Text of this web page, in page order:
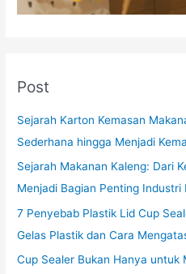
Post
Sejarah Karton Kemasan
Sederhana hingga Menjadi
Sejarah Makanan Kaleng: Dari
Menjadi Bagian Penting Industri
7 Penyebab Plastik Lid Cup
Gelas Plastik dan Cara
Cup Sealer Bukan Hanya untuk